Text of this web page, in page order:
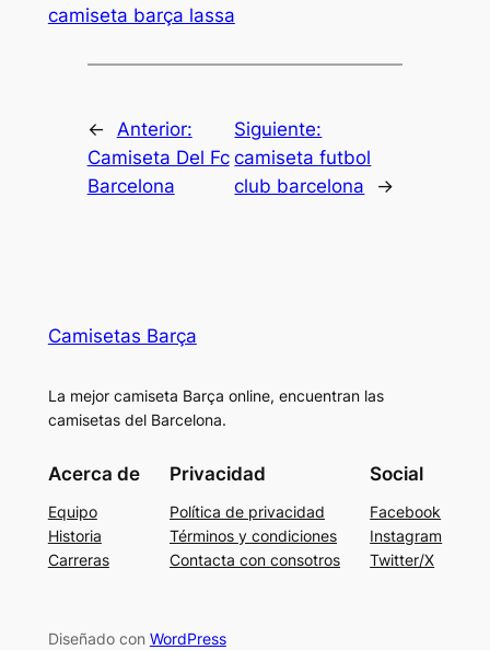
camiseta barça lassa
←
Anterior:
Camiseta Del Fc
Barcelona
Siguiente:
camiseta futbol
club barcelona
→
Camisetas Barça
La mejor camiseta Barça online, encuentran las
camisetas del Barcelona.
Acerca de
Equipo
Historia
Carreras
Privacidad
Política de privacidad
Términos y condiciones
Contacta con consotros
Social
Facebook
Instagram
Twitter/X
Diseñado con WordPress